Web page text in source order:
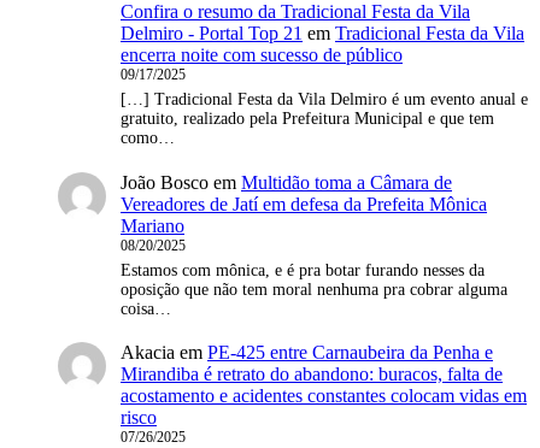
Confira o resumo da Tradicional Festa da Vila
Delmiro - Portal Top 21 em Tradicional Festa da Vila
encerra noite com sucesso de público
09/17/2025
[…] Tradicional Festa da Vila Delmiro é um evento anual e
gratuito, realizado pela Prefeitura Municipal e que tem
como…
João Bosco em Multidão toma a Câmara de
Vereadores de Jatí em defesa da Prefeita Mônica
Mariano
08/20/2025
Estamos com mônica, e é pra botar furando nesses da
oposição que não tem moral nenhuma pra cobrar alguma
coisa…
Akacia em PE-425 entre Carnaubeira da Penha e
Mirandiba é retrato do abandono: buracos, falta de
acostamento e acidentes constantes colocam vidas em
risco
07/26/2025